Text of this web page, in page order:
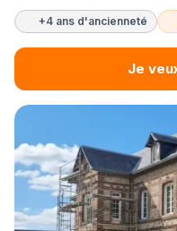
+4 ans d'ancienneté
Je